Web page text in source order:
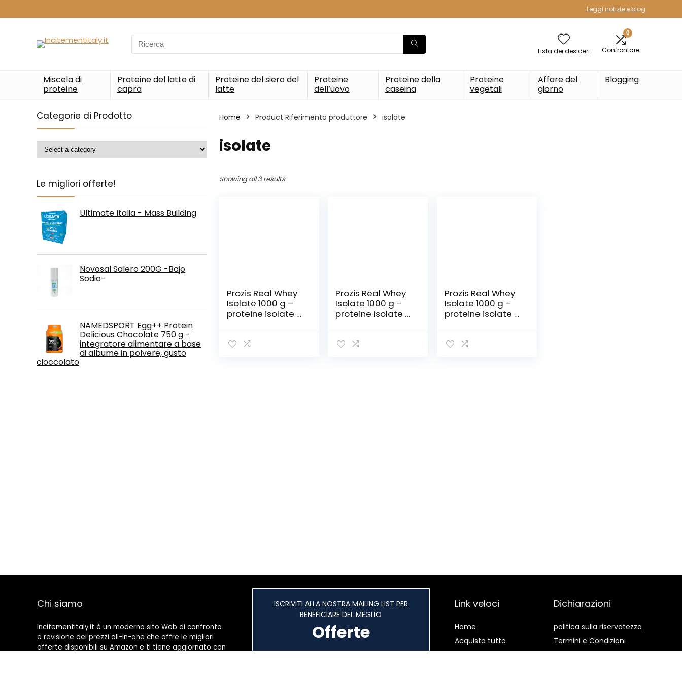
Leggi notizie e blog
Search
for:
Lista dei desideri
0
Confrontare
Miscela di
proteine
Proteine del latte di
capra
Proteine del siero del
latte
Proteine
dell’uovo
Proteine della
caseina
Proteine
vegetali
Affare del
giorno
Blogging
Categorie di Prodotto
Le migliori offerte!
Ultimate Italia - Mass Building
Novosal Salero 200G -Bajo
Sodio-
NAMEDSPORT Egg++ Protein
Delicious Chocolate 750 g -
integratore alimentare a base
di albume in polvere, gusto
cioccolato
Home Product Riferimento produttore ‎isolate
‎isolate
Showing all 3 results
Prozis Real Whey
Isolate 1000 g –
proteine isolate –
fragola)
Prozis Real Whey
Isolate 1000 g –
proteine isolate –
Prozis Real Whey
Isolate 1000 g –
proteine isolate –
Chi siamo
Incitementitaly.it è un moderno sito Web di confronto
e revisione dei prezzi all-in-one che offre le migliori
offerte disponibili su Amazon e ti tiene aggiornato con
ISCRIVITI ALLA NOSTRA MAILING LIST PER
BENEFICIARE DEL MEGLIO
Offerte
Link veloci
Home
Acquista tutto
Dichiarazioni
politica sulla riservatezza
Termini e Condizioni